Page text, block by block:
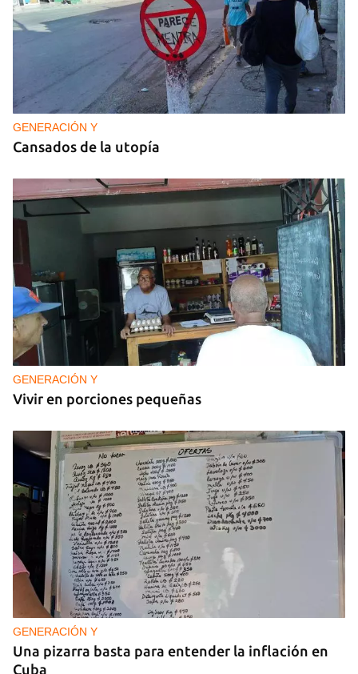
GENERACIÓN Y
Cansados de la utopía
GENERACIÓN Y
Vivir en porciones pequeñas
GENERACIÓN Y
Una pizarra basta para entender la inflación en
Cuba